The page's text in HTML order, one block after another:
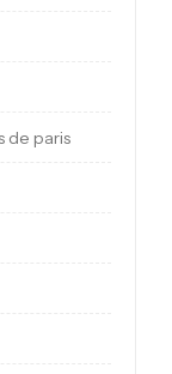
de paris